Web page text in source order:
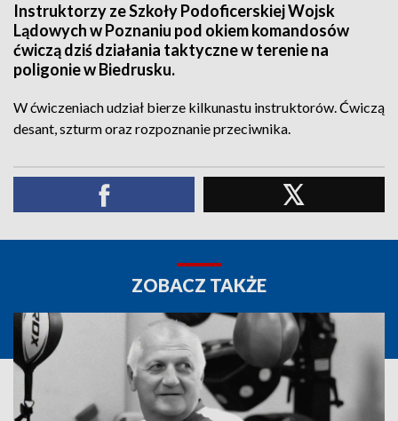
Instruktorzy ze Szkoły Podoficerskiej Wojsk
Lądowych w Poznaniu pod okiem komandosów
ćwiczą dziś działania taktyczne w terenie na
poligonie w Biedrusku.
W ćwiczeniach udział bierze kilkunastu instruktorów. Ćwiczą
desant, szturm oraz rozpoznanie przeciwnika.
ZOBACZ TAKŻE